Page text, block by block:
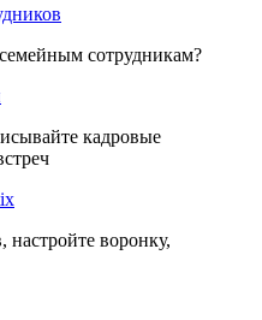
сотрудникам?
кадровые
настройте воронку,